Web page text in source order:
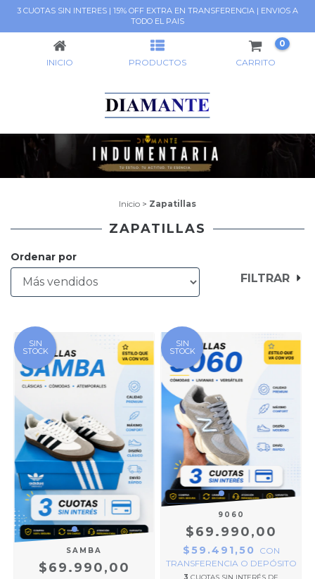
3 CUOTAS SIN INTERES | 15% OFF EXTRA EN TRANSFERENCIA | ENVIOS A
TODO EL PAIS
ZAPATILLAS
INICIO PRODUCTOS CARRITO
0
Inicio > Zapatillas
ZAPATILLAS
Ordenar por
FILTRAR
SIN
STOCK
SAMBA
$69.990,00
SIN
STOCK
9060
$69.990,00
$59.491,50
CON
TRANSFERENCIA O DEPÓSITO